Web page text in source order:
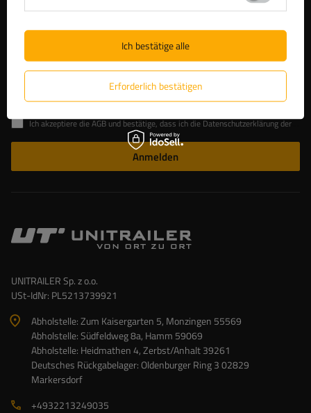
Begleiten Sie uns
Melden Sie sich für unseren Newsletter an, um News und
Sonderangebote regelmäßig zu erhalten.
Geben Sie Ihre E-Mail-Adresse ein
Ich akzeptiere die AGB und bestätige, dass ich die Datenschutzerklärung der Website zur Kenntnis genommen habe
Anmelden
UNITRAILER Sp. z o.o.
USt-IdNr: PL5213739921
Abholstelle: Zum Kaisergarten 5, Monzingen 55569
Abholstelle: Südfeldweg 8a, Hamm 59069
Abholstelle: Heidmathen 4, Zerbst/Anhalt 39261
Deutsches Rückgabelager: Oldenburger Ring 3 02829
Markersdorf
+4932213249035
Erforderlich bestätigen
Ich bestätige alle